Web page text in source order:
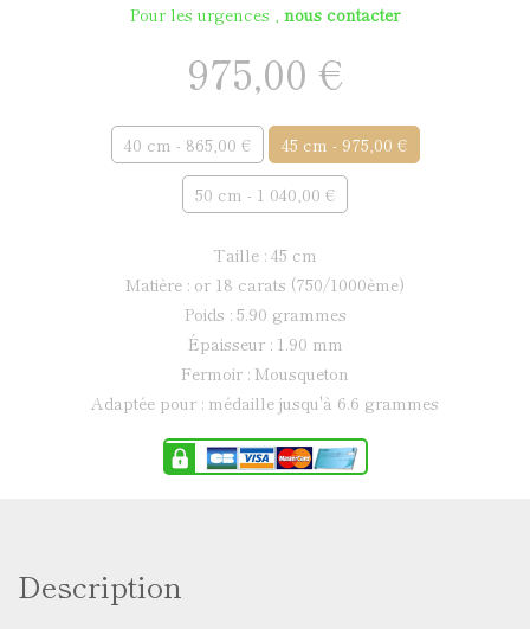
Pour les urgences , nous contacter
975,00 €
40 cm - 865,00 € 45 cm - 975,00 €
50 cm - 1 040,00 €
taille : 45 cm
matière : or 18 carats (750/1000ème)
poids : 5.90 grammes
épaisseur : 1.90 mm
fermoir : Mousqueton
adaptée pour : médaille jusqu'à 6.6 grammes
Description